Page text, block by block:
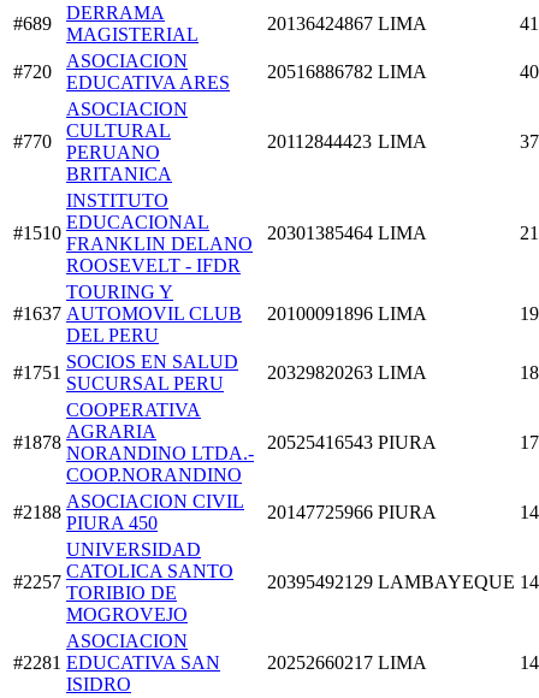
#689
DERRAMA
MAGISTERIAL
20136424867 LIMA
#720
ASOCIACION
EDUCATIVA ARES
20516886782 LIMA
#770
ASOCIACION
CULTURAL
PERUANO
BRITANICA
20112844423 LIMA
#1510
INSTITUTO
EDUCACIONAL
FRANKLIN DELANO
ROOSEVELT - IFDR
20301385464 LIMA
#1637
TOURING Y
AUTOMOVIL CLUB
DEL PERU
20100091896 LIMA
#1751
SOCIOS EN SALUD
SUCURSAL PERU
20329820263 LIMA
#1878
COOPERATIVA
AGRARIA
NORANDINO LTDA.-
COOP.NORANDINO
20525416543 PIURA
#2188
ASOCIACION CIVIL
PIURA 450
20147725966 PIURA
#2257
UNIVERSIDAD
CATOLICA SANTO
TORIBIO DE
MOGROVEJO
20395492129 LAMBAYEQUE
#2281
ASOCIACION
EDUCATIVA SAN
ISIDRO
20252660217 LIMA